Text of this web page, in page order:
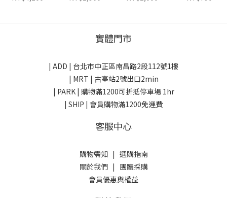
煙灰綠 Black
國
Diamond 美
實體門市
| ADD | 台北市中正區南昌路2段112號1樓
| MRT | 古亭站2號出口2min
| PARK | 購物滿1200可折抵停車場 1hr
| SHIP | 會員購物滿1200免運費
客服中心
購物需知| 選購指南
關於我們| 團體採購
會員優惠與權益